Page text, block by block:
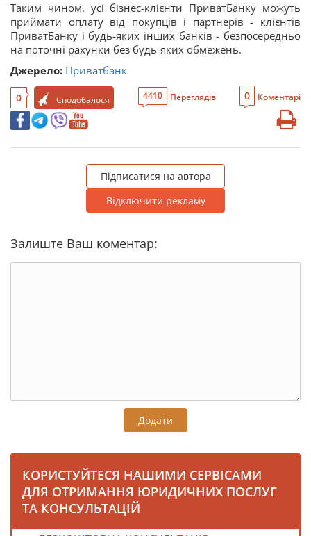
Таким чином, усі бізнес-клієнти ПриватБанку можуть
приймати оплату від покупців і партнерів - клієнтів
ПриватБанку і будь-яких інших банків - безпосередньо
на поточні рахунки без будь-яких обмежень.
Джерело: Приватбанк
0 Сподобалося 4410 Переглядів 0 Коментарі
Підписатися на автора
Відключити рекламу
Залиште Ваш коментар:
Додати
КОРИСТУЙТЕСЯ НАШИМИ СЕРВІСАМИ
ДЛЯ ОТРИМАННЯ ЮРИДИЧНИХ ПОСЛУГ
ТА КОНСУЛЬТАЦІЙ